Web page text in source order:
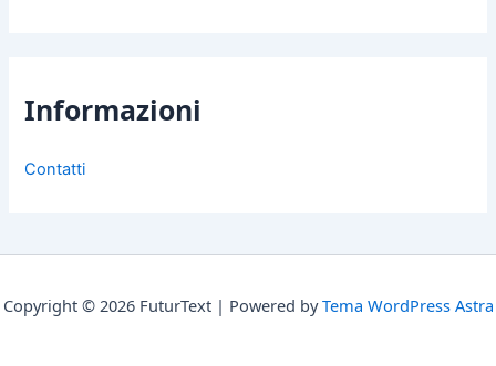
Informazioni
Contatti
Copyright © 2026 FuturText | Powered byTema WordPress Astra